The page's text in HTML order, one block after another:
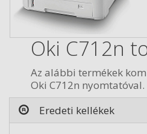
Oki C712n
Az alábbi termékek
Oki C712n nyomtatóval.
Eredeti kellékek